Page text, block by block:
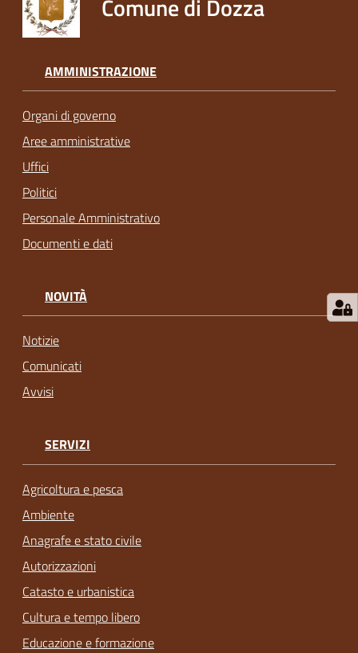
Comune di Dozza
AMMINISTRAZIONE
Organi di governo
Aree amministrative
Uffici
Politici
Personale Amministrativo
Documenti e dati
NOVITÀ
Notizie
Comunicati
Avvisi
SERVIZI
Agricoltura e pesca
Ambiente
Anagrafe e stato civile
Autorizzazioni
Catasto e urbanistica
Cultura e tempo libero
Educazione e formazione